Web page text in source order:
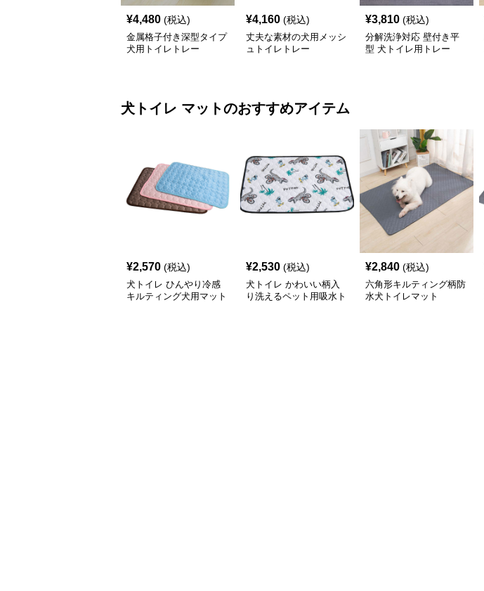
¥4,480 (税込)
金属格子付き深型タイプ
犬用トイレトレー
¥4,160 (税込)
丈夫な素材の犬用メッシ
ュトイレトレー
¥3,810 (税込)
分解洗浄対応 壁付き平
型 犬トイレ用トレー
犬トイレ マットのおすすめアイテム
¥2,570 (税込)
犬トイレ ひんやり冷感
キルティング犬用マット
¥2,530 (税込)
犬トイレ かわいい柄入
り洗えるペット用吸水ト
¥2,840 (税込)
六角形キルティング柄防
水犬トイレマット